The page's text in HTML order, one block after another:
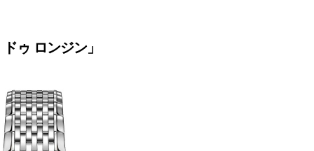
ゥ ロンジン」